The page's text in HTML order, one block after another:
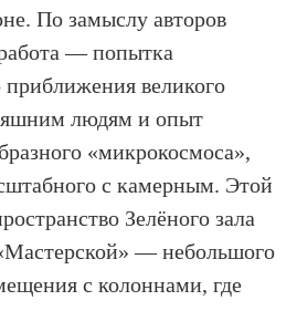
По замыслу авторов
— попытка
великого
людям и опыт
«микрокосмоса»,
с камерным. Этой
Зелёного зала
— небольшого
с колоннами, где